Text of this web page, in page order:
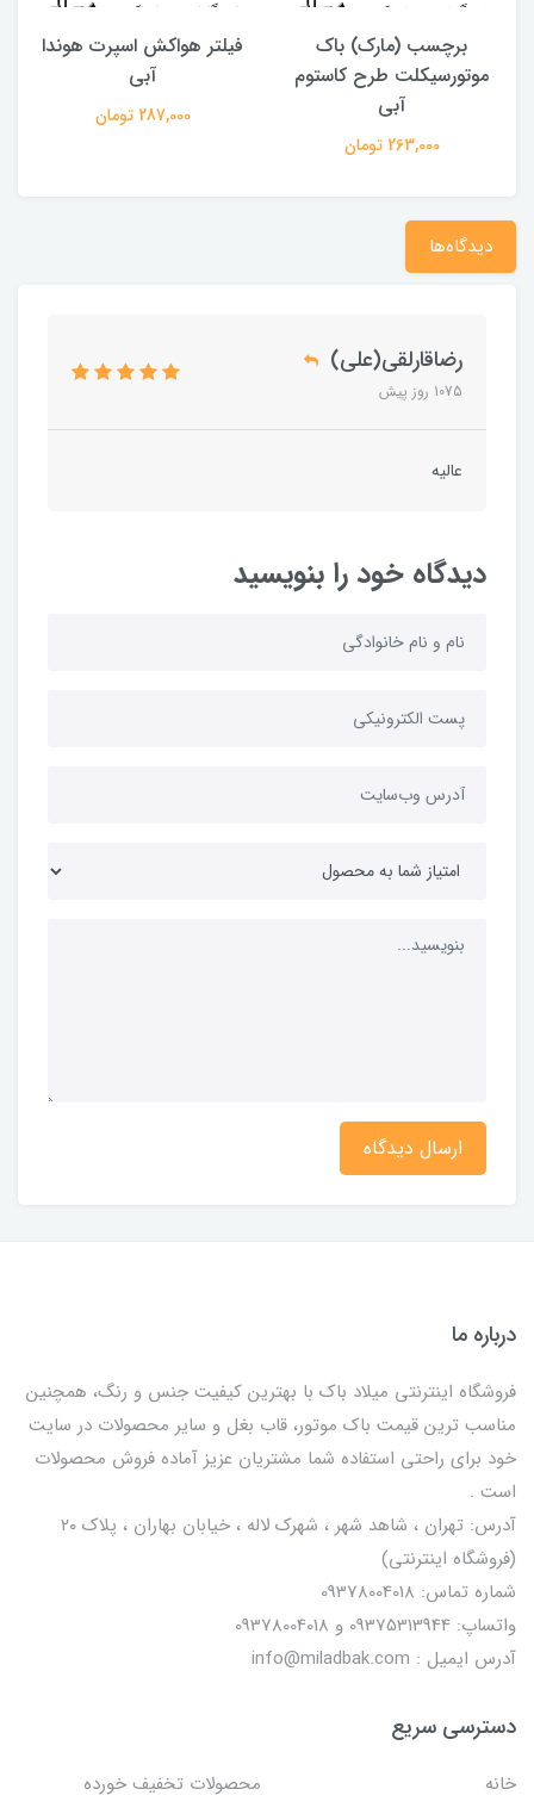
برچسب (مارک) باک
موتورسیکلت طرح کاستوم
آبی
263,000 تومان
فیلتر هواکش اسپرت هوندا
آبی
287,000 تومان
دیدگاه‌ها
رضاقارلقی(علی)
1075 روز پیش
عالیه
دیدگاه خود را بنویسید
ارسال دیدگاه
درباره ما
فروشگاه اینترنتی میلاد باک با بهترین کیفیت جنس و رنگ، همچنین
مناسب ترین قیمت باک موتور، قاب بغل و سایر محصولات در سایت
خود برای راحتی استفاده شما مشتریان عزیز آماده فروش محصولات
است .
آدرس: تهران ، شاهد شهر ، شهرک لاله ، خیابان بهاران ، پلاک ۲۰
(فروشگاه اینترنتی)
شماره تماس: 09378004018
واتساپ: 09375313944 و 09378004018
آدرس ایمیل : info@miladbak.com
دسترسی سریع
خانه محصولات تخفیف خورده